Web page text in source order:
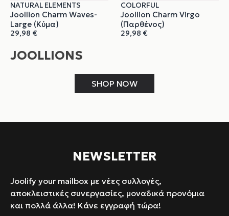
NATURAL ELEMENTS
Joollion Charm Waves-
Large (Κύμα)
29,98 €
COLORFUL
Joollion Charm Virgo
(Παρθένος)
29,98 €
JOOLLIONS
SHOP NOW
NEWSLETTER
Joolify your mailbox με νέες συλλογές,
αποκλειστικές συνεργασίες, μοναδικά προνόμια
και πολλά άλλα! Κάνε εγγραφή τώρα!